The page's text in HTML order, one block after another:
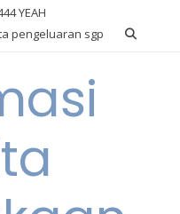
YEAH
pengeluaran sgp